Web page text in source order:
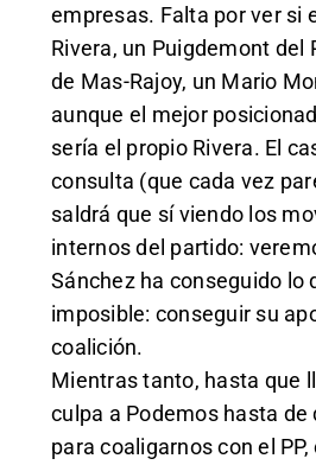
empresas. Falta por ver si
Rivera, un Puigdemont del
de Mas-Rajoy, un Mario
aunque el mejor
sería el propio Rivera. El
consulta (que cada vez
saldrá que sí viendo los
internos del partido:
Sánchez ha conseguido lo
imposible: conseguir su
coalición.
Mientras tanto, hasta que
culpa a Podemos hasta de
para coaligarnos con el PP,